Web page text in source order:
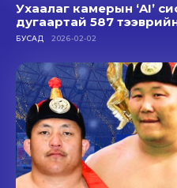
Ухаалаг камерын ‘AI’
дугаартай 587
БУСАД 2026-02-02